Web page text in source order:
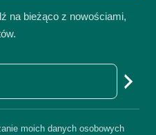
na bieżąco z nowościami,
moich danych osobowych